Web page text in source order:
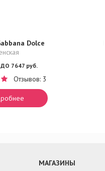
Dolce
7647 руб.
Отзывов: 3
МАГАЗИНЫ